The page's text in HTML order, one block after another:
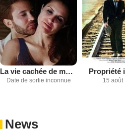
La vie cachée de mon mari
Date de sortie inconnue
Propriété
15 août
News